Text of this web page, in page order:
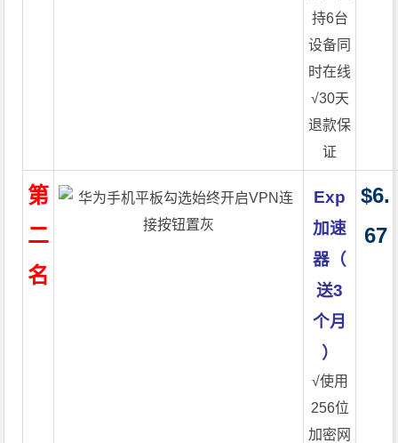
持6台
设备同
时在线
√30天
退款保
证
第
二
名
Exp
加速
器（
送3
个月
）
√使用
256位
加密网
$6.
67